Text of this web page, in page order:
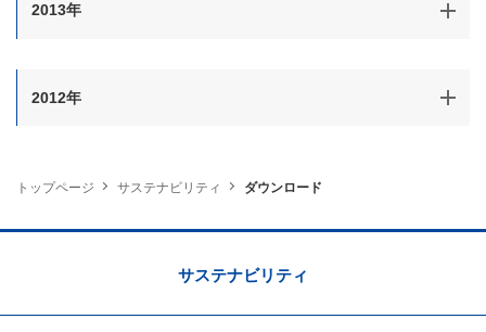
トップページ サステナビリティ ダウンロード
2013年
2012年
サステナビリティ